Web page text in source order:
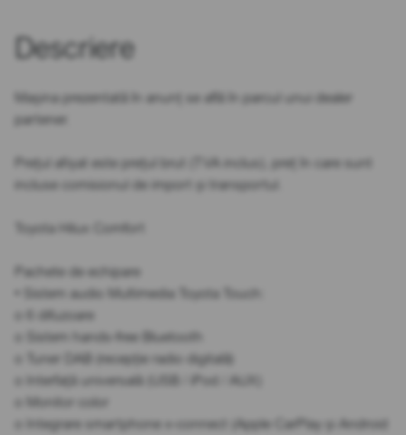
Descriere
Mașina prezentată în anunț se află în parcul unui dealer
partener.
Prețul afișat este prețul brut (TVA inclus), preț în care sunt
incluse comisionul de import și transportul.
Toyota Hilux Comfort
Pachete de echipare
• Sistem audio Multimedia Toyota Touch:
o 6 difuzoare
o Sistem hands-free Bluetooth
o Tuner DAB (recepție radio digitală)
o Interfață universală (USB / iPod / AUX)
o Monitor color
o Integrare smartphone x-connect (Apple CarPlay și Android